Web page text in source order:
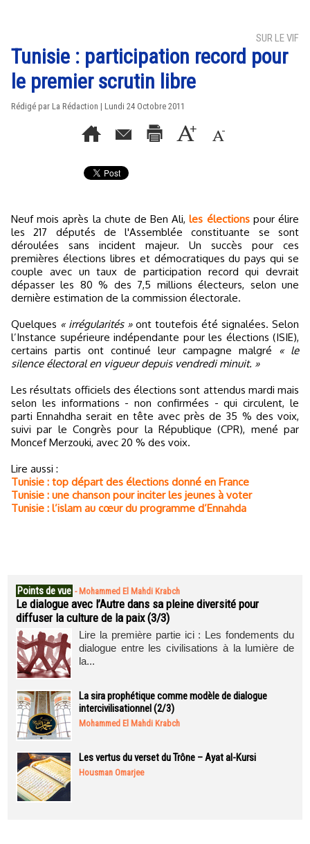
SUR LE VIF
Tunisie : participation record pour
le premier scrutin libre
Rédigé par La Rédaction | Lundi 24 Octobre 2011
Neuf mois après la chute de Ben Ali,les électionspour élire
les 217 députés de l'Assemblée constituante se sont
déroulées sans incident majeur. Un succès pour ces
premières élections libres et démocratiques du pays qui se
couple avec un taux de participation record qui devrait
dépasser les 80 % des 7,5 millions électeurs, selon une
dernière estimation de la commission électorale.
Quelques « irrégularités »ont toutefois été signalées. Selon
l’Instance supérieure indépendante pour les élections (ISIE),
certains partis ont continué leur campagne malgré
« le
silence électoral en vigueur depuis vendredi minuit. »
Les résultats officiels des élections sont attendus mardi mais
selon les informations - non confirmées - qui circulent, le
parti Ennahdha serait en tête avec près de 35 % des voix,
suivi par le Congrès pour la République (CPR), mené par
Moncef Merzouki, avec 20 % des voix.
Lire aussi :
Tunisie : top départ des élections donné en France
Tunisie : une chanson pour inciter les jeunes à voter
Tunisie : l’islam au cœur du programme d’Ennahda
Points de vue - Mohammed El Mahdi Krabch
Le dialogue avec l’Autre dans sa pleine diversité pour
diffuser la culture de la paix (3/3)
Lire la première partie ici : Les fondements du
dialogue entre les civilisations à la lumière de
la...
La sira prophétique comme modèle de dialogue
intercivilisationnel (2/3)
Mohammed El Mahdi Krabch
Les vertus du verset du Trône – Ayat al-Kursi
Housman Omarjee